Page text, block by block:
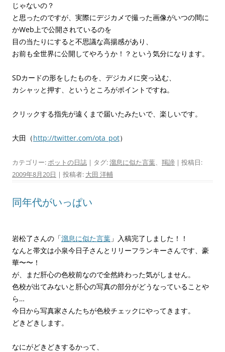
じゃないの？
と思ったのですが、実際にデジカメで撮った画像がいつの間に
かWeb上で公開されているのを
目の当たりにすると不思議な高揚感があり、
お前も全世界に公開してやろうか！？という気分になります。
SDカードの形をしたものを、デジカメに突っ込む、
カシャッと押す、というところがポイントですね。
クリックする指先が遠くまで届いたみたいで、楽しいです。
大田（http://twitter.com/ota_pot）
カテゴリー:ポットの日誌 | タグ:溜息に似た言葉、 羯諦 | 投稿日:
2009年8月20日 | 投稿者: 大田 洋輔
同年代がいっぱい
岩松了さんの「溜息に似た言葉 」入稿完了しました！！
なんと帯文は小泉今日子さんとリリーフランキーさんです、豪
華〜〜！
が、まだ肝心の色校前なので全然終わった気がしません。
色校が出てみないと肝心の写真の部分がどうなっていることや
ら…
今日から写真家さんたちが色校チェックにやってきます。
どきどきします。
なにがどきどきするかって、